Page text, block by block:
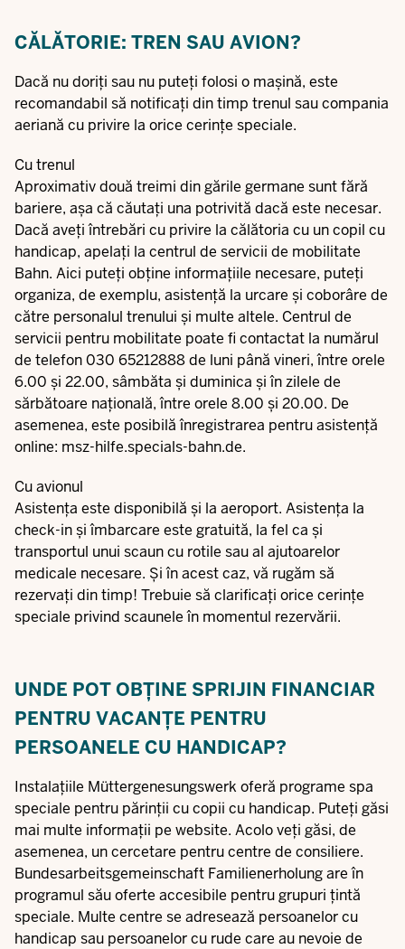
CĂLĂTORIE: TREN SAU AVION?
Dacă nu doriți sau nu puteți folosi o mașină, este
recomandabil să notificați din timp trenul sau compania
aeriană cu privire la orice cerințe speciale.
Cu trenul
Aproximativ două treimi din gările germane sunt fără
bariere, așa că căutați una potrivită dacă este necesar.
Dacă aveți întrebări cu privire la călătoria cu un copil cu
handicap, apelați la centrul de servicii de mobilitate
Bahn. Aici puteți obține informațiile necesare, puteți
organiza, de exemplu, asistență la urcare și coborâre de
către personalul trenului și multe altele. Centrul de
servicii pentru mobilitate poate fi contactat la numărul
de telefon 030 65212888 de luni până vineri, între orele
6.00 și 22.00, sâmbăta și duminica și în zilele de
sărbătoare națională, între orele 8.00 și 20.00. De
asemenea, este posibilă înregistrarea pentru asistență
online: msz-hilfe.specials-bahn.de.
Cu avionul
Asistența este disponibilă și la aeroport. Asistența la
check-in și îmbarcare este gratuită, la fel ca și
transportul unui scaun cu rotile sau al ajutoarelor
medicale necesare. Și în acest caz, vă rugăm să
rezervați din timp! Trebuie să clarificați orice cerințe
speciale privind scaunele în momentul rezervării.
UNDE POT OBȚINE SPRIJIN FINANCIAR
PENTRU VACANȚE PENTRU
PERSOANELE CU HANDICAP?
Instalațiile Müttergenesungswerk oferă programe spa
speciale pentru părinții cu copii cu handicap. Puteți găsi
mai multe informații pe website. Acolo veți găsi, de
asemenea, uncercetare pentru centre de consiliere.
Bundesarbeitsgemeinschaft Familienerholungare în
programul său oferte accesibile pentru grupuri țintă
speciale. Multe centre se adresează persoanelor cu
handicap sau persoanelor cu rude care au nevoie de